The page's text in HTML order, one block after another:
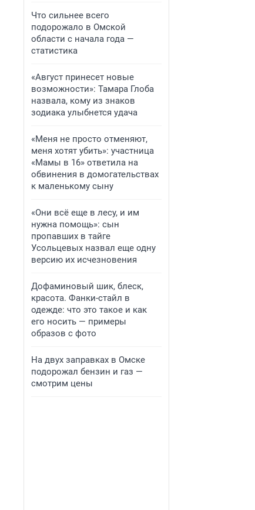
Что сильнее всего
подорожало в Омской
области с начала года —
статистика
«Август принесет новые
возможности»: Тамара Глоба
назвала, кому из знаков
зодиака улыбнется удача
«Меня не просто отменяют,
меня хотят убить»: участница
«Мамы в 16» ответила на
обвинения в домогательствах
к маленькому сыну
«Они всё еще в лесу, и им
нужна помощь»: сын
пропавших в тайге
Усольцевых назвал еще одну
версию их исчезновения
Дофаминовый шик, блеск,
красота. Фанки-стайл в
одежде: что это такое и как
его носить — примеры
образов с фото
На двух заправках в Омске
подорожал бензин и газ —
смотрим цены